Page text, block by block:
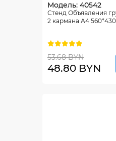
Модель: 40542
Стенд Объявления
2 кармана А4
53.68 BYN
48.80 BYN